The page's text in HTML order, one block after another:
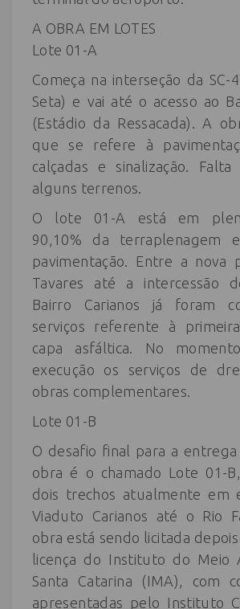
A OBRA EM LOTES
Lote 01-A
Começa na interseção da SC-
Seta) e vai até o acesso ao
(Estádio da Ressacada). A
que se refere à
calçadas e sinalização. Falta
alguns terrenos.
O lote 01-A está em
90,10% da terraplenagem
pavimentação. Entre a nova
Tavares até a intercessão
Bairro Carianos já foram
serviços referente à
capa asfáltica. No
execução os serviços de
obras complementares.
Lote 01-B
O desafio final para a
obra é o chamado Lote 01-
dois trechos atualmente em
Viaduto Carianos até o Rio
obra está sendo licitada
licença do Instituto do Meio
Santa Catarina (IMA), com
apresentadas pelo Instituto